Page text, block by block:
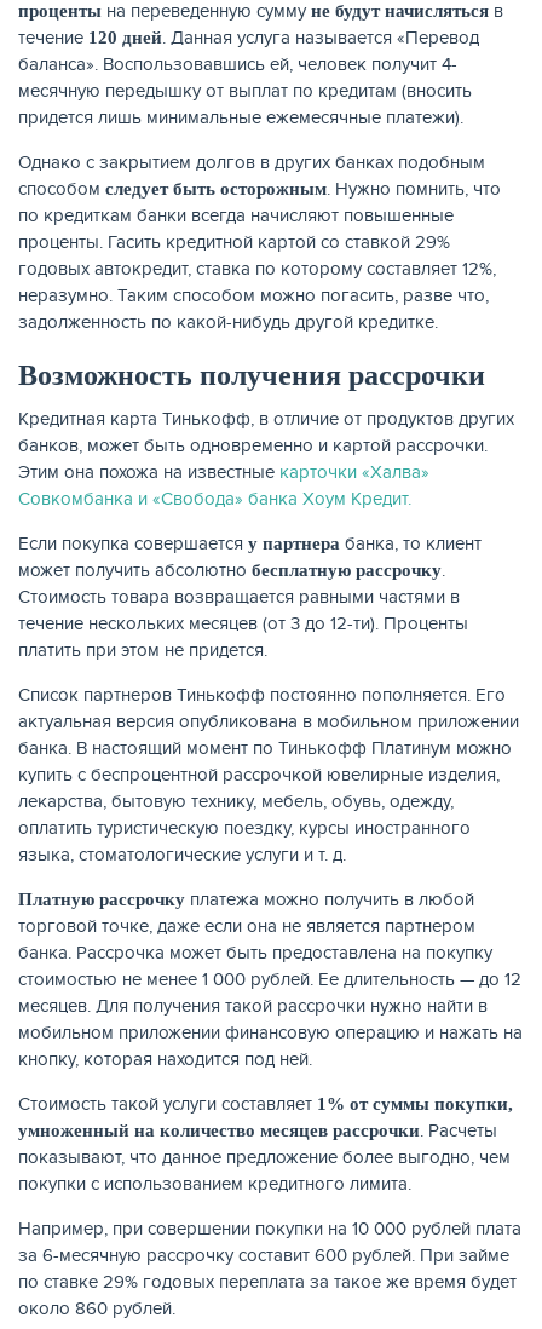
проценты на переведенную суммуне будут начисляться в
течение 120 дней. Данная услуга называется «Перевод
баланса». Воспользовавшись ей, человек получит 4-
месячную передышку от выплат по кредитам (вносить
придется лишь минимальные ежемесячные платежи).
Однако с закрытием долгов в других банках подобным
способом следует быть осторожным. Нужно помнить, что
по кредиткам банки всегда начисляют повышенные
проценты. Гасить кредитной картой со ставкой 29%
годовых автокредит, ставка по которому составляет 12%,
неразумно. Таким способом можно погасить, разве что,
задолженность по какой-нибудь другой кредитке.
Возможность получения рассрочки
Кредитная карта Тинькофф, в отличие от продуктов других
банков, может быть одновременно и картой рассрочки.
Этим она похожа на известные карточки «Халва»
Совкомбанка и «Свобода» банка Хоум Кредит.
Если покупка совершается у партнера банка, то клиент
может получить абсолютно бесплатную рассрочку.
Стоимость товара возвращается равными частями в
течение нескольких месяцев (от 3 до 12-ти). Проценты
платить при этом не придется.
Список партнеров Тинькофф постоянно пополняется. Его
актуальная версия опубликована в мобильном приложении
банка. В настоящий момент по Тинькофф Платинум можно
купить с беспроцентной рассрочкой ювелирные изделия,
лекарства, бытовую технику, мебель, обувь, одежду,
оплатить туристическую поездку, курсы иностранного
языка, стоматологические услуги и т. д.
Платную рассрочку платежа можно получить в любой
торговой точке, даже если она не является партнером
банка. Рассрочка может быть предоставлена на покупку
стоимостью не менее 1 000 рублей. Ее длительность — до 12
месяцев. Для получения такой рассрочки нужно найти в
мобильном приложении финансовую операцию и нажать на
кнопку, которая находится под ней.
Стоимость такой услуги составляет 1% от суммы покупки,
умноженный на количество месяцев рассрочки. Расчеты
показывают, что данное предложение более выгодно, чем
покупки с использованием кредитного лимита.
Например, при совершении покупки на 10 000 рублей плата
за 6-месячную рассрочку составит 600 рублей. При займе
по ставке 29% годовых переплата за такое же время будет
около 860 рублей.